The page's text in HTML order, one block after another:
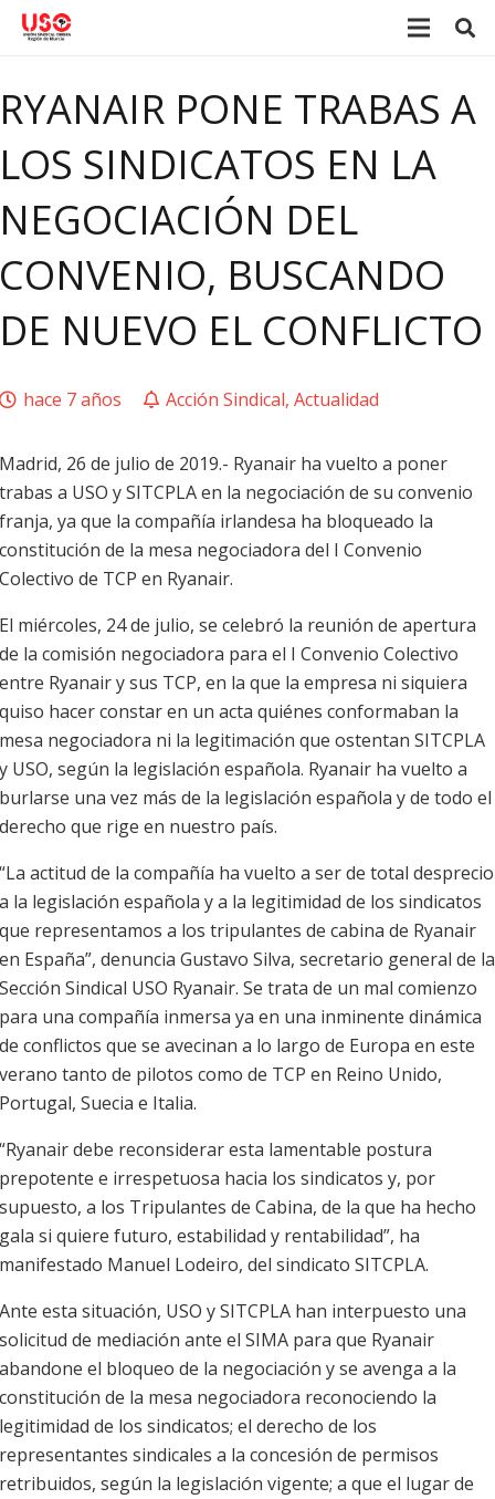
RYANAIR PONE TRABAS A
LOS SINDICATOS EN LA
NEGOCIACIÓN DEL
CONVENIO, BUSCANDO
DE NUEVO EL CONFLICTO
hace 7 años Acción Sindical, Actualidad
Madrid, 26 de julio de 2019.- Ryanair ha vuelto a poner
trabas a USO y SITCPLA en la negociación de su convenio
franja, ya que la compañía irlandesa ha bloqueado la
constitución de la mesa negociadora del I Convenio
Colectivo de TCP en Ryanair.
El miércoles, 24 de julio, se celebró la reunión de apertura
de la comisión negociadora para el I Convenio Colectivo
entre Ryanair y sus TCP, en la que la empresa ni siquiera
quiso hacer constar en un acta quiénes conformaban la
mesa negociadora ni la legitimación que ostentan SITCPLA
y USO, según la legislación española. Ryanair ha vuelto a
burlarse una vez más de la legislación española y de todo el
derecho que rige en nuestro país.
“La actitud de la compañía ha vuelto a ser de total desprecio
a la legislación española y a la legitimidad de los sindicatos
que representamos a los tripulantes de cabina de Ryanair
en España”, denuncia Gustavo Silva, secretario general de la
Sección Sindical USO Ryanair. Se trata de un mal comienzo
para una compañía inmersa ya en una inminente dinámica
de conflictos que se avecinan a lo largo de Europa en este
verano tanto de pilotos como de TCP en Reino Unido,
Portugal, Suecia e Italia.
“Ryanair debe reconsiderar esta lamentable postura
prepotente e irrespetuosa hacia los sindicatos y, por
supuesto, a los Tripulantes de Cabina, de la que ha hecho
gala si quiere futuro, estabilidad y rentabilidad”, ha
manifestado Manuel Lodeiro, del sindicato SITCPLA.
Ante esta situación, USO y SITCPLA han interpuesto una
solicitud de mediación ante el SIMA para que Ryanair
abandone el bloqueo de la negociación y se avenga a la
constitución de la mesa negociadora reconociendo la
legitimidad de los sindicatos; el derecho de los
representantes sindicales a la concesión de permisos
retribuidos, según la legislación vigente; a que el lugar de